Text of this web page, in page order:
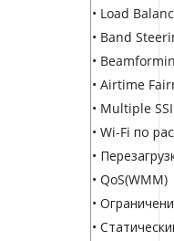
• Load
• Band
•
• Airtime
• Multiple
• Wi-Fi по
•
• QoS(WMM)
•
•